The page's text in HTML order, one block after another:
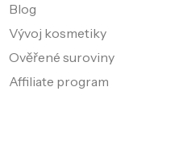
Blog
Vývoj kosmetiky
Ověřené suroviny
Affiliate program